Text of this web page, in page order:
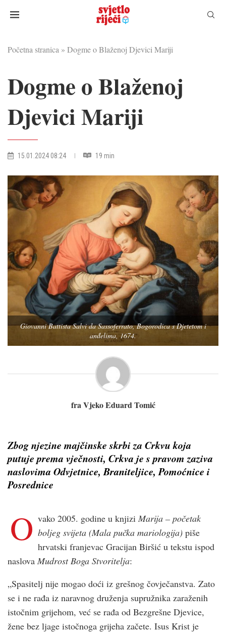
Početna stranica » Dogme o Blaženoj Djevici Mariji
Dogme o Blaženoj
Djevici Mariji
15.01.2024 08:24 19 min
Giovanni Battista Salvi da Sassoferrato, Bogorodica s Djetetom i
anđelima, 1674.
fra Vjeko Eduard Tomić
Zbog njezine majčinske skrbi za Crkvu koja
putuje prema vječnosti, Crkva je s pravom zaziva
naslovima Odvjetnice, Braniteljice, Pomoćnice i
Posrednice
O vako 2005. godine u knjiziMarija – početak
boljeg svijeta (Mala pučka mariologija) piše
hrvatski franjevac Gracijan Biršić u tekstu ispod
naslova Mudrost Boga Stvoritelja:
„Spasitelj nije mogao doći iz grešnog čovječanstva. Zato
se i ne rađa iz naravnog druženja supružnika zaraženih
istočnim grijehom, već se rađa od Bezgrešne Djevice,
žene bez ljage istočnoga grijeha začete. Isus Krist je